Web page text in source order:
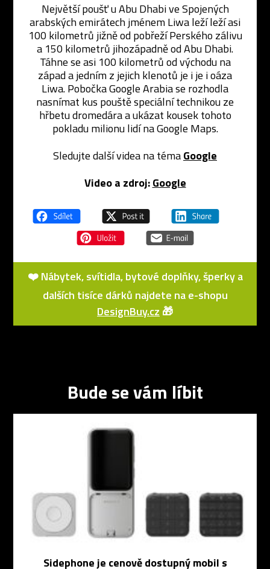
Největší poušť u Abu Dhabi ve Spojených
arabských emirátech jménem Liwa leží leží asi
100 kilometrů jižně od pobřeží Perského zálivu
a 150 kilometrů jihozápadně od Abu Dhabi.
Táhne se asi 100 kilometrů od východu na
západ a jedním z jejich klenotů je i je i oáza
Liwa. Pobočka Google Arabia se rozhodla
nasnímat kus pouště speciální technikou ze
hřbetu dromedára a ukázat kousek tohoto
pokladu milionu lidí na Google Maps.
Sledujte další videa na témaGoogle
Video a zdroj: Google
❤️ Nábytek, svítidla, bytové doplňky, šperky a
dalších tisíce dárků najdete na e-shopu
DesignBuy.cz 🎁
Bude se vám líbit
Sidephone je cenově dostupný mobil s